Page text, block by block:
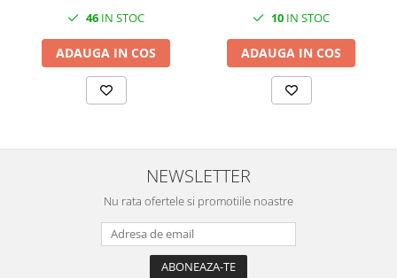
46 IN STOC
ADAUGA IN COS
10 IN STOC
ADAUGA IN COS
NEWSLETTER
Nu rata ofertele si promotiile noastre